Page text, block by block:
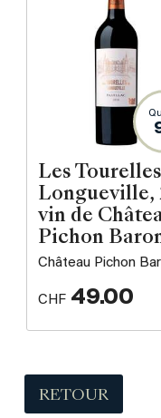
Les
Longueville,
vin de
Pichon
Château Pichon
CHF 49.00
RETOUR